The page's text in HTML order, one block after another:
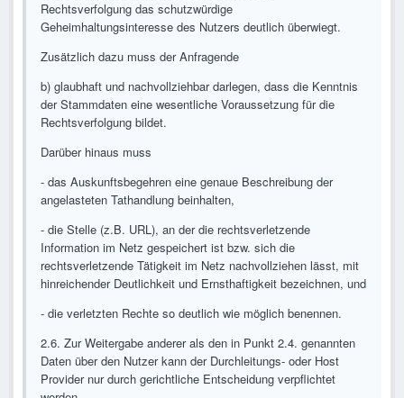
Rechtsverfolgung das schutzwürdige
Geheimhaltungsinteresse des Nutzers deutlich überwiegt.
Zusätzlich dazu muss der Anfragende
b) glaubhaft und nachvollziehbar darlegen, dass die Kenntnis
der Stammdaten eine wesentliche Voraussetzung für die
Rechtsverfolgung bildet.
Darüber hinaus muss
- das Auskunftsbegehren eine genaue Beschreibung der
angelasteten Tathandlung beinhalten,
- die Stelle (z.B. URL), an der die rechtsverletzende
Information im Netz gespeichert ist bzw. sich die
rechtsverletzende Tätigkeit im Netz nachvollziehen lässt, mit
hinreichender Deutlichkeit und Ernsthaftigkeit bezeichnen, und
- die verletzten Rechte so deutlich wie möglich benennen.
2.6. Zur Weitergabe anderer als den in Punkt 2.4. genannten
Daten über den Nutzer kann der Durchleitungs- oder Host
Provider nur durch gerichtliche Entscheidung verpflichtet